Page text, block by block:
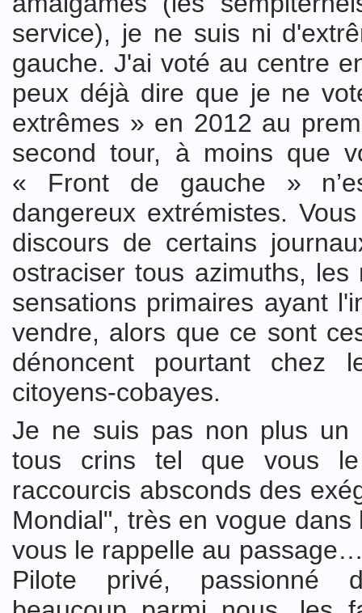
service), je ne suis ni
gauche. J'ai voté au centre
peux déjà dire que je ne
extrêmes » en 2012 au
second tour, à moins que
« Front de gauche »
dangereux extrémistes.
discours de certains
ostraciser tous azimuths,
sensations primaires ayant
vendre, alors que ce sont
dénoncent pourtant chez
citoyens-cobayes.
Je ne suis pas non plus un
tous crins tel que vous
raccourcis absconds des
Mondial", très en vogue
vous le rappelle au
Pilote privé, passionné